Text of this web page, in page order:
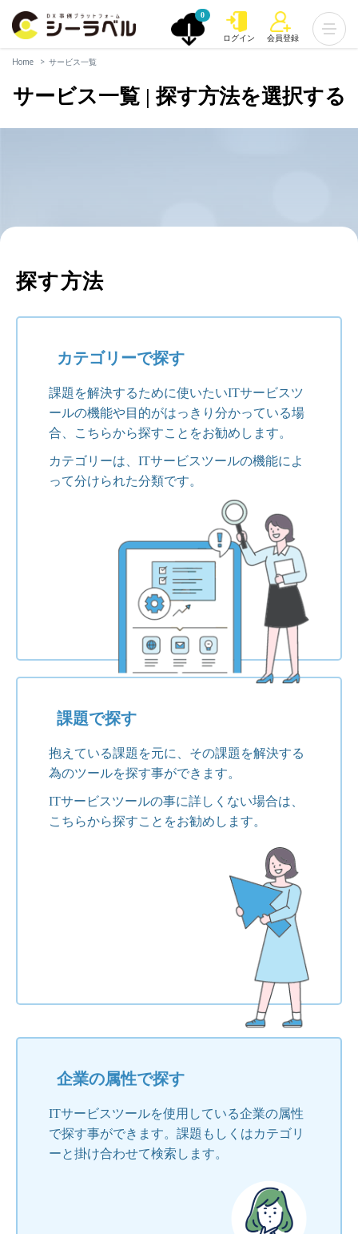
0
ログイン 会員登録
Home サービス一覧
サービス一覧 | 探す方法を選択する
探す方法
カテゴリーで探す
課題を解決するために使いたいITサービスツ
ールの機能や目的がはっきり分かっている場
合、こちらから探すことをお勧めします。
カテゴリーは、ITサービスツールの機能によ
って分けられた分類です。
課題で探す
抱えている課題を元に、その課題を解決する
為のツールを探す事ができます。
ITサービスツールの事に詳しくない場合は、
こちらから探すことをお勧めします。
企業の属性で探す
ITサービスツールを使用している企業の属性
で探す事ができます。課題もしくはカテゴリ
ーと掛け合わせて検索します。